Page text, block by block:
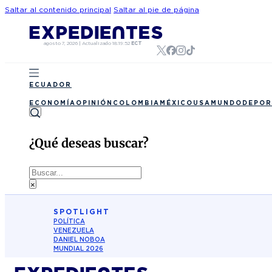
Saltar al contenido principal Saltar al pie de página
agosto 7, 2026 | Actualizado 18:19:52 ECT
ECUADOR
ECONOMÍA OPINIÓN COLOMBIA MÉXICO USA MUNDO
¿Qué deseas buscar?
Buscar
×
SPOTLIGHT
POLÍTICA
VENEZUELA
DANIEL NOBOA
MUNDIAL 2026